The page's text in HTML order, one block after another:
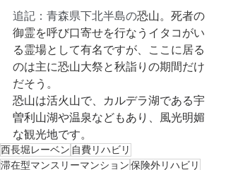
追記：青森県下北半島の恐山。死者の
御霊を呼び口寄せを行なうイタコがい
る霊場として有名ですが、ここに居る
のは主に恐山大祭と秋詣りの期間だけ
だそう。
恐山は活火山で、カルデラ湖である宇
曽利山湖や温泉などもあり、風光明媚
な観光地です。
西長堀レーベン 自費リハビリ
滞在型マンスリーマンション 保険外リハビリ